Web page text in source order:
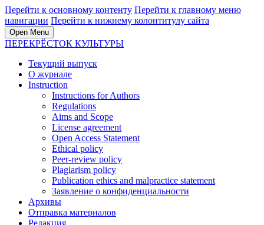
Перейти к основному контенту Перейти к главному меню
навигации Перейти к нижнему колонтитулу сайта
Open Menu
ПЕРЕКРЁСТОК КУЛЬТУРЫ
Текущий выпуск
О журнале
Instruction
Instructions for Authors
Regulations
Aims and Scope
License agreement
Open Access Statement
Ethical policy
Peer-review policy
Plagiarism policy
Publication ethics and malpractice statement
Заявление о конфиденциальности
Архивы
Отправка материалов
Редакция